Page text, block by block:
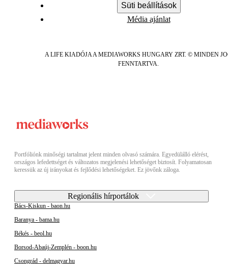
Süti beállítások
Média ajánlat
A LIFE KIADÓJA A MEDIAWORKS HUNGARY ZRT. © MINDEN
FENNTARTVA.
Portfóliónk minőségi tartalmat jelent minden olvasó számára. Egyedülálló elérést,
országos lefedettséget és változatos megjelenési lehetőséget biztosít. Folyamatosan
keressük az új irányokat és fejlődési lehetőségeket. Ez jövőnk záloga.
Regionális hírportálok
Bács-Kiskun - baon.hu
Baranya - bama.hu
Békés - beol.hu
Borsod-Abaúj-Zemplén - boon.hu
Csongrád - delmagyar.hu